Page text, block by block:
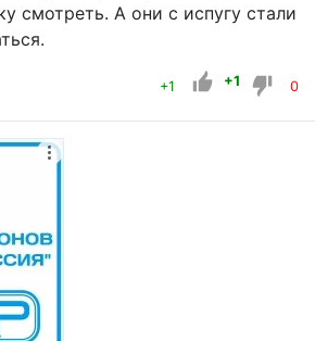
смотреть. А они с испугу стали
+1 +1 0